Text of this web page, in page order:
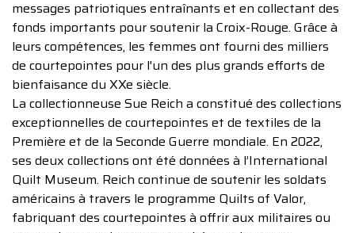
messages patriotiques entraînants et en collectant des
fonds importants pour soutenir la Croix-Rouge. Grâce à
leurs compétences, les femmes ont fourni des milliers
de courtepointes pour l'un des plus grands efforts de
bienfaisance du XXe siècle.
La collectionneuse Sue Reich a constitué des collections
exceptionnelles de courtepointes et de textiles de la
Première et de la Seconde Guerre mondiale. En 2022,
ses deux collections ont été données à l’International
Quilt Museum. Reich continue de soutenir les soldats
américains à travers le programme Quilts of Valor,
fabriquant des courtepointes à offrir aux militaires ou